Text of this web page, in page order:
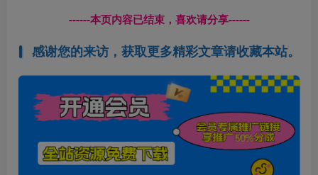
------本页内容已结束，喜欢请分享------
感谢您的来访，获取更多精彩文章请收藏本站。